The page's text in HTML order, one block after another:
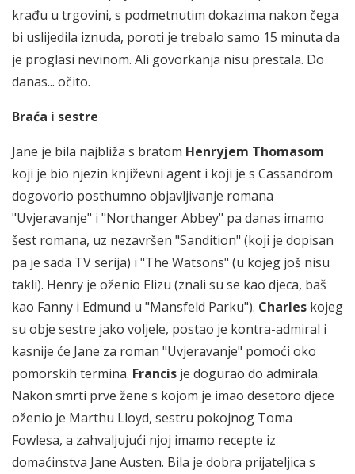
krađu u trgovini, s podmetnutim dokazima nakon čega
bi uslijedila iznuda, poroti je trebalo samo 15 minuta da
je proglasi nevinom. Ali govorkanja nisu prestala. Do
danas... očito.
Braća i sestre
Jane je bila najbliža s bratom Henryjem Thomasom
koji je bio njezin književni agent i koji je s Cassandrom
dogovorio posthumno objavljivanje romana
"Uvjeravanje" i "Northanger Abbey" pa danas imamo
šest romana, uz nezavršen "Sandition" (koji je dopisan
pa je sada TV serija) i "The Watsons" (u kojeg još nisu
takli). Henry je oženio Elizu (znali su se kao djeca, baš
kao Fanny i Edmund u "Mansfeld Parku"). Charles kojeg
su obje sestre jako voljele, postao je kontra-admiral i
kasnije će Jane za roman "Uvjeravanje" pomoći oko
pomorskih termina. Francis je dogurao do admirala.
Nakon smrti prve žene s kojom je imao desetoro djece
oženio je Marthu Lloyd, sestru pokojnog Toma
Fowlesa, a zahvaljujući njoj imamo recepte iz
domaćinstva Jane Austen. Bila je dobra prijateljica s